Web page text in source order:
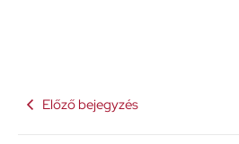
Előző bejegyzés